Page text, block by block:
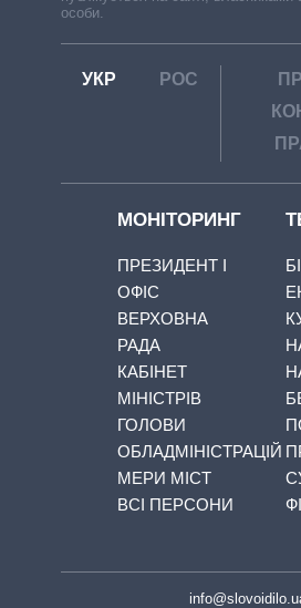
особи.
УКР РОС
МОНІТОРИНГ
ПРЕЗИДЕНТ І
ОФІС
ВЕРХОВНА
РАДА
КАБІНЕТ
МІНІСТРІВ
ГОЛОВИ
ОБЛАДМІНІСТРАЦІЙ
МЕРИ МІСТ
ВСІ ПЕРСОНИ